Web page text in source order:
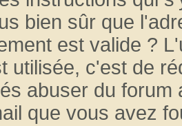
bien sûr que
est valide ?
utilisée, c'est de
abuser du
que vous avez